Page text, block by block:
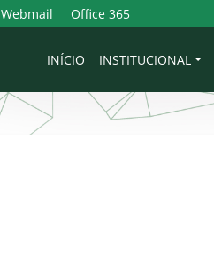
Webmail Office 365
INÍCIO INSTITUCIONAL